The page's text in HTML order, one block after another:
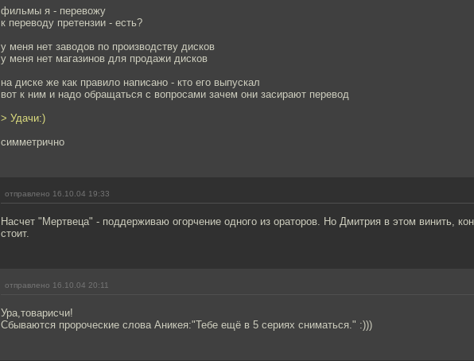
фильмы я - перевожу
к переводу претензии - есть?
у меня нет заводов по производству дисков
у меня нет магазинов для продажи дисков
на диске же как правило написано - кто его выпускал
вот к ним и надо обращаться с вопросами зачем они засирают перевод
> Удачи:)
симметрично
отправлено 16.10.04 19:33
Насчет "Мертвеца" - поддерживаю огорчение одного из ораторов. Но Дмитрия в этом винить,
стоит.
отправлено 16.10.04 20:11
Ура,товарисчи!
Сбываются пророческие слова Аникея:"Тебе ещё в 5 сериях сниматься." :)))